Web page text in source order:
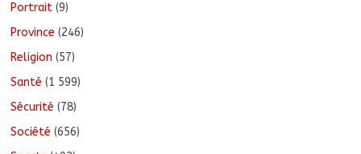
Portrait (9)
Province (246)
Religion (57)
Santé (1 599)
Sécurité (78)
Société (656)